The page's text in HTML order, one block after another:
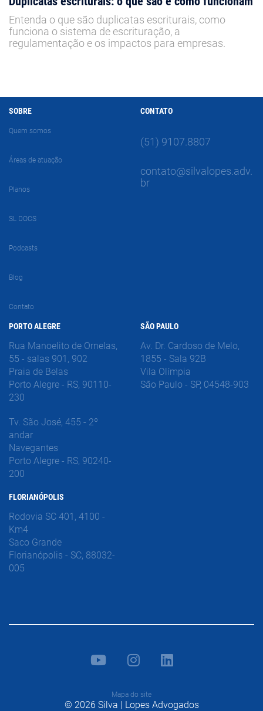
Entenda o que são duplicatas escriturais, como
funciona o sistema de escrituração, a
regulamentação e os impactos para empresas.
SOBRE
Quem somos
Áreas de atuação
Planos
SL DOCS
Podcasts
Blog
Contato
CONTATO
(51) 9107.8807
contato@silvalopes.adv.
br
PORTO ALEGRE
Rua Manoelito de Ornelas,
55 - salas 901, 902
Praia de Belas
Porto Alegre - RS, 90110-
230
Tv. São José, 455 - 2º
andar
Navegantes
Porto Alegre - RS, 90240-
200
FLORIANÓPOLIS
Rodovia SC 401, 4100 -
Km4
Saco Grande
Florianópolis - SC, 88032-
005
SÃO PAULO
Av. Dr. Cardoso de Melo,
1855 - Sala 92B
Vila Olímpia
São Paulo - SP, 04548-903
Mapa do site
© 2026 Silva | Lopes Advogados